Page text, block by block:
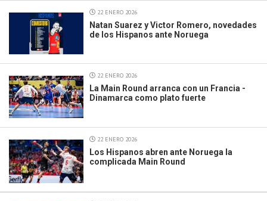
22 ENERO 2026
Natan Suarez y Victor Romero, novedades
de los Hispanos ante Noruega
22 ENERO 2026
La Main Round arranca con un Francia -
Dinamarca como plato fuerte
22 ENERO 2026
Los Hispanos abren ante Noruega la
complicada Main Round